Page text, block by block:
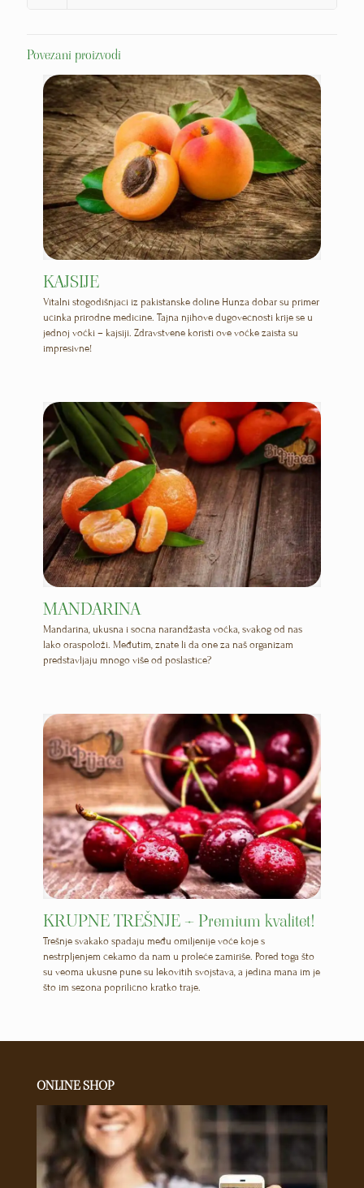
Povezani proizvodi
KAJSIJE
Vitalni stogodišnjaci iz pakistanske doline Hunza dobar su primer
učinka prirodne medicine. Tajna njihove dugovečnosti krije se u
jednoj voćki – kajsiji. Zdravstvene koristi ove voćke zaista su
impresivne!
MANDARINA
Mandarina, ukusna i sočna narandžasta voćka, svakog od nas
lako oraspoloži. Međutim, znate li da one za naš organizam
predstavljaju mnogo više od poslastice?
KRUPNE TREŠNJE – Premium kvalitet!
Trešnje svakako spadaju među omiljenije voće koje s
nestrpljenjem čekamo da nam u proleće zamiriše. Pored toga što
su veoma ukusne pune su lekovitih svojstava, a jedina mana im je
što im sezona poprilično kratko traje.
ONLINE SHOP